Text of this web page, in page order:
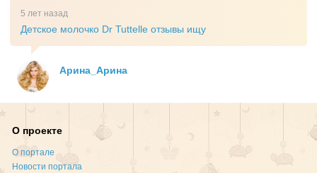
5 лет назад
Детское молочко Dr Tuttelle отзывы ищу
Арина_Арина
О проекте
О портале
Новости портала